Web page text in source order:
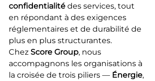
confidentialité des services, tout
en répondant à des exigences
réglementaires et de durabilité de
plus en plus structurantes.
Chez Score Group, nous
accompagnons les organisations à
la croisée de trois piliers — Énergie,